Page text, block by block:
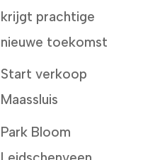
krijgt prachtige
nieuwe toekomst
Start verkoop
Maassluis
Park Bloom